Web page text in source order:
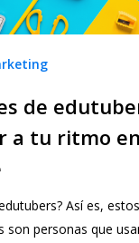
de
a tu ritmo en
Así es, estos
son personas que